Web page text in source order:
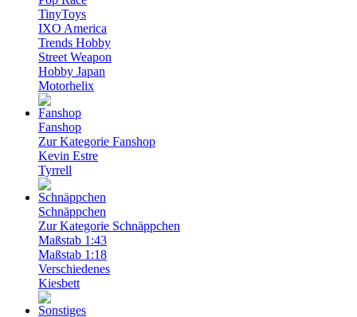
TinyToys
IXO America
Trends Hobby
Street Weapon
Hobby Japan
Motorhelix
Fanshop
Zur Kategorie Fanshop
Kevin Estre
Tyrrell
Schnäppchen
Zur Kategorie Schnäppchen
Maßstab 1:43
Maßstab 1:18
Verschiedenes
Kiesbett